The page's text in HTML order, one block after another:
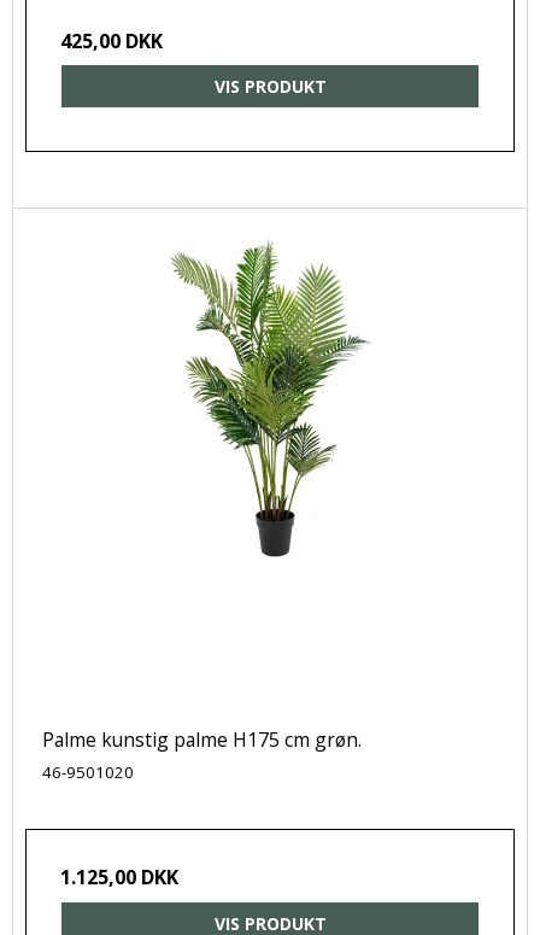
425,00 DKK
VIS PRODUKT
Palme kunstig palme H175 cm grøn.
46-9501020
1.125,00 DKK
VIS PRODUKT